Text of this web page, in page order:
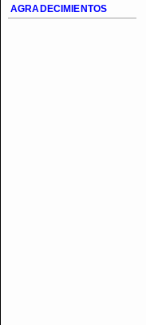
AGRADECIMIENTOS